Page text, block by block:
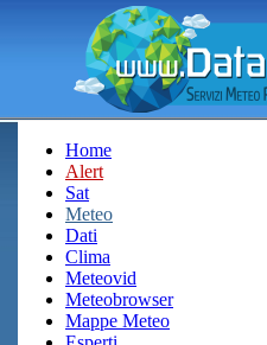
Home
Alert
Sat
Meteo
Dati
Clima
Meteovid
Meteobrowser
Mappe Meteo